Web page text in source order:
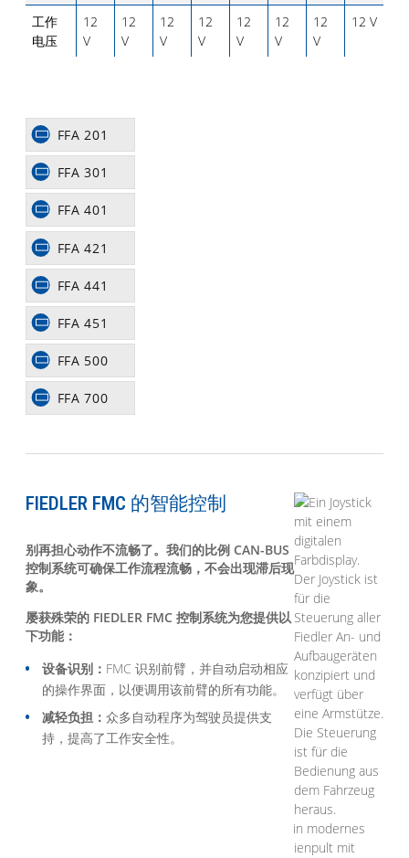
工作
电压
12
V
12
V
12
V
12
V
12
V
12
V
12
V
12 V
FFA 201
FFA 301
FFA 401
FFA 421
FFA 441
FFA 451
FFA 500
FFA 700
FIEDLER FMC 的智能控制
别再担心动作不流畅了。我们的比例 CAN-BUS
控制系统可确保工作流程流畅，不会出现滞后现
象。
屡获殊荣的 FIEDLER FMC 控制系统为您提供以
下功能：
设备识别： FMC 识别前臂，并自动启动相应
的操作界面，以便调用该前臂的所有功能。
减轻负担：众多自动程序为驾驶员提供支
持，提高了工作安全性。